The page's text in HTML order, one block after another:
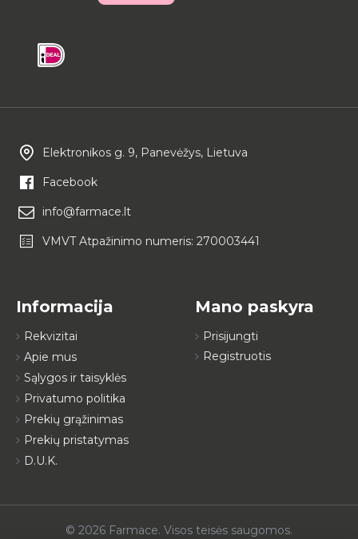
Elektronikos g. 9, Panevėžys, Lietuva
Facebook
info@farmace.lt
VMVT Atpažinimo numeris: 270003441
Informacija
Rekvizitai
Apie mus
Sąlygos ir taisyklės
Privatumo politika
Prekių grąžinimas
Prekių pristatymas
D.U.K.
Mano paskyra
Prisijungti
Registruotis
© 2026 Farmace. Visos teisės saugomos.